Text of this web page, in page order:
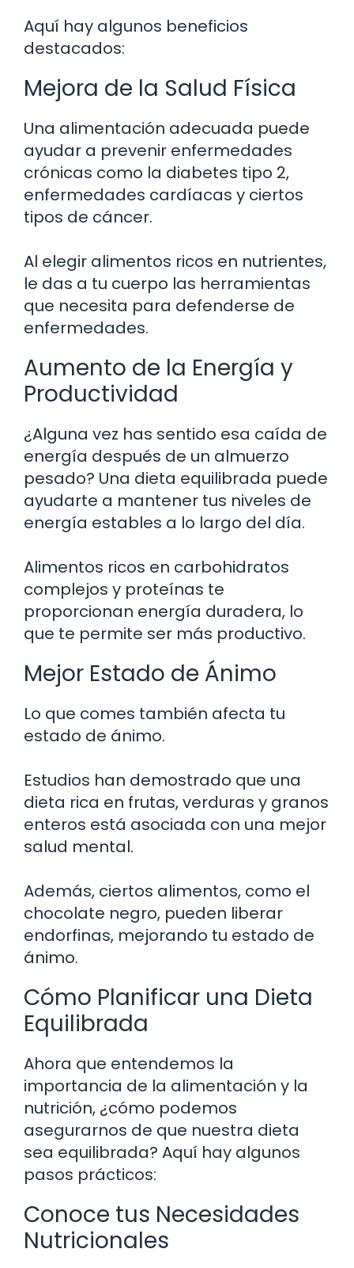
Aquí hay algunos beneficios
destacados:
Mejora de la Salud Física
Una alimentación adecuada puede
ayudar a prevenir enfermedades
crónicas como la diabetes tipo 2,
enfermedades cardíacas y ciertos
tipos de cáncer.
Al elegir alimentos ricos en nutrientes,
le das a tu cuerpo las herramientas
que necesita para defenderse de
enfermedades.
Aumento de la Energía y
Productividad
¿Alguna vez has sentido esa caída de
energía después de un almuerzo
pesado? Una dieta equilibrada puede
ayudarte a mantener tus niveles de
energía estables a lo largo del día.
Alimentos ricos en carbohidratos
complejos y proteínas te
proporcionan energía duradera, lo
que te permite ser más productivo.
Mejor Estado de Ánimo
Lo que comes también afecta tu
estado de ánimo.
Estudios han demostrado que una
dieta rica en frutas, verduras y granos
enteros está asociada con una mejor
salud mental.
Además, ciertos alimentos, como el
chocolate negro, pueden liberar
endorfinas, mejorando tu estado de
ánimo.
Cómo Planificar una Dieta
Equilibrada
Ahora que entendemos la
importancia de la alimentación y la
nutrición, ¿cómo podemos
asegurarnos de que nuestra dieta
sea equilibrada? Aquí hay algunos
pasos prácticos:
Conoce tus Necesidades
Nutricionales